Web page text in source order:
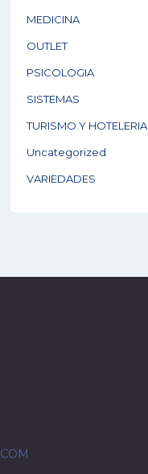
MEDICINA
OUTLET
PSICOLOGIA
SISTEMAS
TURISMO Y HOTELERIA
Uncategorized
VARIEDADES